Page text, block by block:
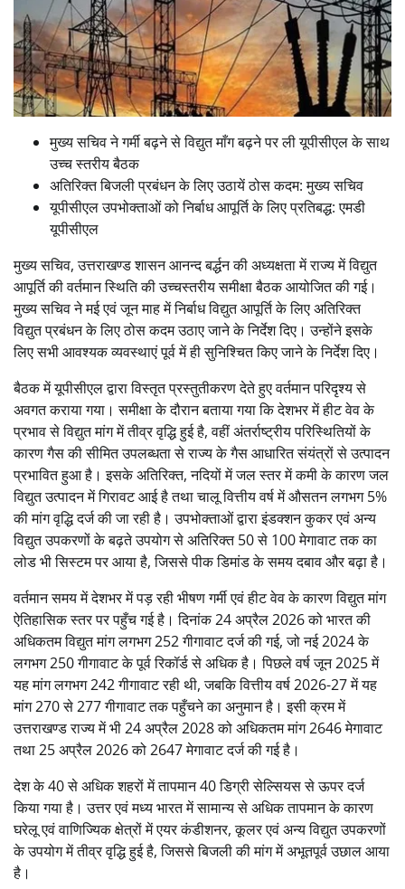
मुख्य सचिव ने गर्मी बढ़ने से विद्युत माँग बढ़ने पर ली यूपीसीएल के साथ
उच्च स्तरीय बैठक
अतिरिक्त बिजली प्रबंधन के लिए उठायें ठोस कदम: मुख्य सचिव
यूपीसीएल उपभोक्ताओं को निर्बाध आपूर्ति के लिए प्रतिबद्ध: एमडी
यूपीसीएल
मुख्य सचिव, उत्तराखण्ड शासन आनन्द बर्द्धन की अध्यक्षता में राज्य में विद्युत
आपूर्ति की वर्तमान स्थिति की उच्चस्तरीय समीक्षा बैठक आयोजित की गई।
मुख्य सचिव ने मई एवं जून माह में निर्बाध विद्युत आपूर्ति के लिए अतिरिक्त
विद्युत प्रबंधन के लिए ठोस कदम उठाए जाने के निर्देश दिए। उन्होंने इसके
लिए सभी आवश्यक व्यवस्थाएं पूर्व में ही सुनिश्चित किए जाने के निर्देश दिए।
बैठक में यूपीसीएल द्वारा विस्तृत प्रस्तुतीकरण देते हुए वर्तमान परिदृश्य से
अवगत कराया गया। समीक्षा के दौरान बताया गया कि देशभर में हीट वेव के
प्रभाव से विद्युत मांग में तीव्र वृद्धि हुई है, वहीं अंतर्राष्ट्रीय परिस्थितियों के
कारण गैस की सीमित उपलब्धता से राज्य के गैस आधारित संयंत्रों से उत्पादन
प्रभावित हुआ है। इसके अतिरिक्त, नदियों में जल स्तर में कमी के कारण जल
विद्युत उत्पादन में गिरावट आई है तथा चालू वित्तीय वर्ष में औसतन लगभग 5%
की मांग वृद्धि दर्ज की जा रही है। उपभोक्ताओं द्वारा इंडक्शन कुकर एवं अन्य
विद्युत उपकरणों के बढ़ते उपयोग से अतिरिक्त 50 से 100 मेगावाट तक का
लोड भी सिस्टम पर आया है, जिससे पीक डिमांड के समय दबाव और बढ़ा है।
वर्तमान समय में देशभर में पड़ रही भीषण गर्मी एवं हीट वेव के कारण विद्युत मांग
ऐतिहासिक स्तर पर पहुँच गई है। दिनांक 24 अप्रैल 2026 को भारत की
अधिकतम विद्युत मांग लगभग 252 गीगावाट दर्ज की गई, जो नई 2024 के
लगभग 250 गीगावाट के पूर्व रिकॉर्ड से अधिक है। पिछले वर्ष जून 2025 में
यह मांग लगभग 242 गीगावाट रही थी, जबकि वित्तीय वर्ष 2026-27 में यह
मांग 270 से 277 गीगावाट तक पहुँचने का अनुमान है। इसी क्रम में
उत्तराखण्ड राज्य में भी 24 अप्रैल 2028 को अधिकतम मांग 2646 मेगावाट
तथा 25 अप्रैल 2026 को 2647 मेगावाट दर्ज की गई है।
देश के 40 से अधिक शहरों में तापमान 40 डिग्री सेल्सियस से ऊपर दर्ज
किया गया है। उत्तर एवं मध्य भारत में सामान्य से अधिक तापमान के कारण
घरेलू एवं वाणिज्यिक क्षेत्रों में एयर कंडीशनर, कूलर एवं अन्य विद्युत उपकरणों
के उपयोग में तीव्र वृद्धि हुई है, जिससे बिजली की मांग में अभूतपूर्व उछाल आया
है।